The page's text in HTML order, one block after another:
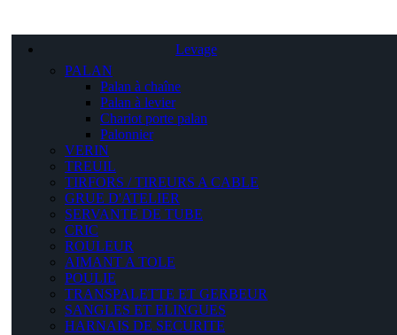
Levage
PALAN
Palan à chaîne
Palan à levier
Chariot porte palan
Palonnier
VERIN
TREUIL
TIRFORS / TIREURS A CABLE
GRUE D'ATELIER
SERVANTE DE TUBE
CRIC
ROULEUR
AIMANT A TOLE
POULIE
TRANSPALETTE ET GERBEUR
SANGLES ET ELINGUES
HARNAIS DE SECURITE